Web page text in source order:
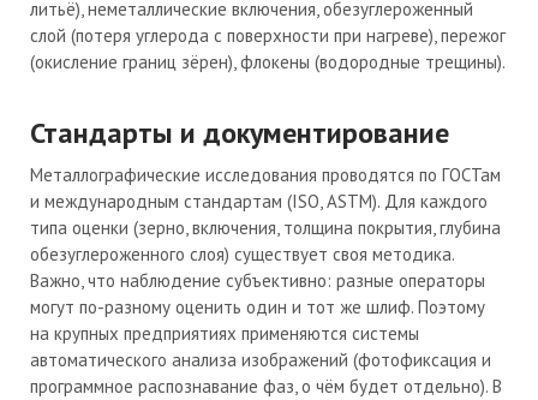
литьё), неметаллические включения, обезуглероженный
слой (потеря углерода с поверхности при нагреве), пережог
(окисление границ зёрен), флокены (водородные трещины).
Стандарты и документирование
Металлографические исследования проводятся по ГОСТам
и международным стандартам (ISO, ASTM). Для каждого
типа оценки (зерно, включения, толщина покрытия, глубина
обезуглероженного слоя) существует своя методика.
Важно, что наблюдение субъективно: разные операторы
могут по-разному оценить один и тот же шлиф. Поэтому
на крупных предприятиях применяются системы
автоматического анализа изображений (фотофиксация и
программное распознавание фаз, о чём будет отдельно). В